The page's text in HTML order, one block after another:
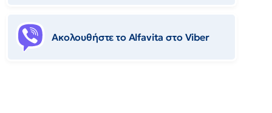
Ακολουθήστε το Αlfavita στο Viber